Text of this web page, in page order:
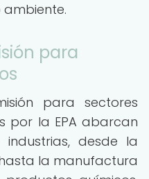
para
para sectores
por la EPA abarcan
desde la
la manufactura